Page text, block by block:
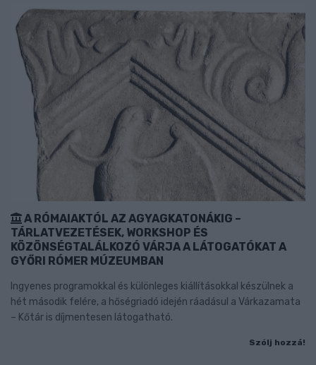
A RÓMAIAKTÓL AZ AGYAGKATONÁKIG –
TÁRLATVEZETÉSEK, WORKSHOP ÉS
KÖZÖNSÉGTALÁLKOZÓ VÁRJA A LÁTOGATÓKAT A
GYŐRI RÓMER MÚZEUMBAN
Ingyenes programokkal és különleges kiállításokkal készülnek a
hét második felére, a hőségriadó idején ráadásul a Várkazamata
– Kőtár is díjmentesen látogatható.
Szólj hozzá!